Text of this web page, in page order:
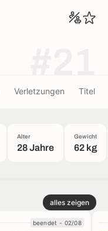
Verletzungen Titel
Alter
28 Jahre
Gewicht
62 kg
alles zeigen
beendet - 02/08